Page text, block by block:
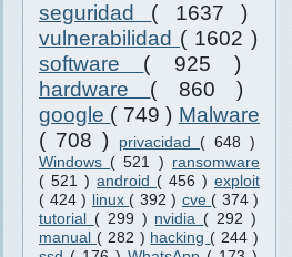
seguridad ( 1637 )
vulnerabilidad ( 1602 )
software ( 925 )
hardware ( 860 )
google ( 749 ) Malware
( 708 )
privacidad ( 648 )
Windows ( 521 ) ransomware
( 521 ) android ( 456 ) exploit
( 424 ) linux ( 392 ) cve ( 374 )
tutorial ( 299 ) nvidia ( 292 )
manual ( 282 ) hacking ( 244 )